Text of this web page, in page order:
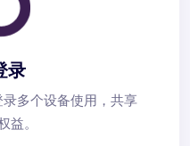
录
多个设备使用，共享
益。